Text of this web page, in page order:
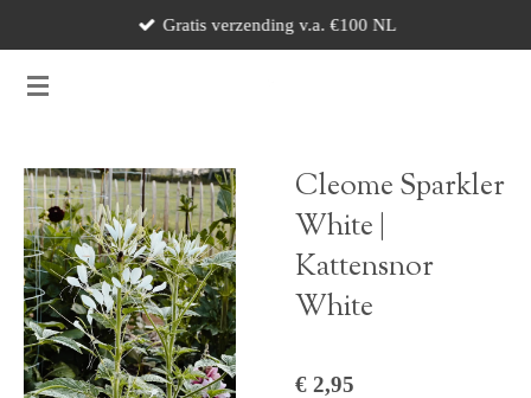
naar
Gratis verzending v.a. €100 NL
Cleome Sparkler
White |
Kattensnor
White
€ 2,95